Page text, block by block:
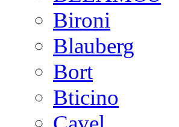
Bironi
Blauberg
Bort
Bticino